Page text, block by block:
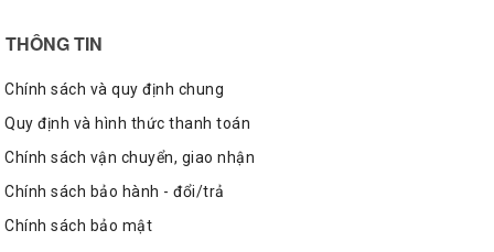
Đệm chân Ortholite ® êm ái giúp giảm khả năng
trơn trượt, làm giảm lực ma sát giữa ngón - gót
THÔNG TIN
Chính sách và quy định chung
Quy định và hình thức thanh toán
Chính sách vận chuyển, giao nhận
Chính sách bảo hành - đổi/trả
Chính sách bảo mật